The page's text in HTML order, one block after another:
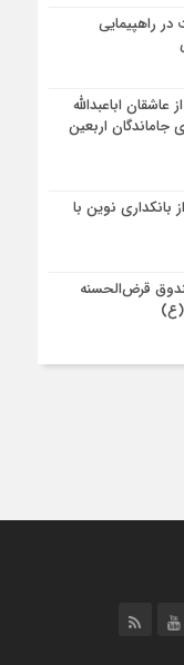
راهپیمایی
میزبانی موکب منطقه ۱۲ از عاشقان اباعبدالله
اربعین
بانکداری نوین با
قرض‌الحسنه
(ع)